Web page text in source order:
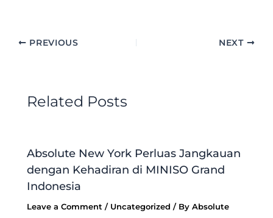
PREVIOUS NEXT
Related Posts
Absolute New York Perluas Jangkauan
dengan Kehadiran di MINISO Grand
Indonesia
Leave a Comment / Uncategorized / ByAbsolute